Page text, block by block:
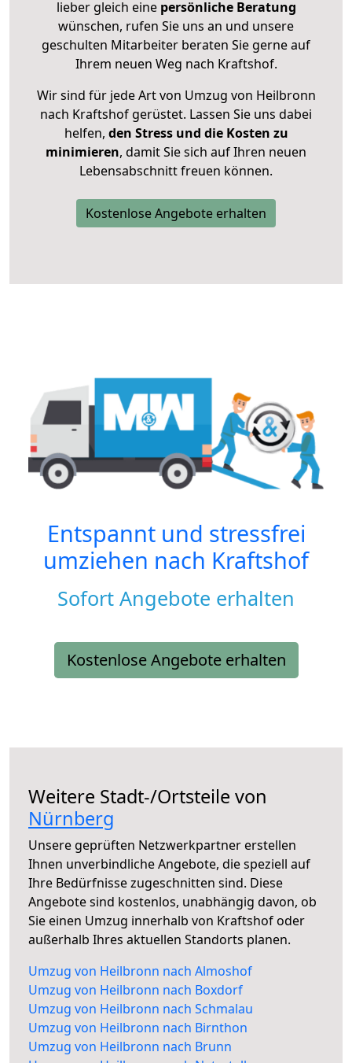
lieber gleich eine persönliche Beratung
wünschen, rufen Sie uns an und unsere
geschulten Mitarbeiter beraten Sie gerne auf
Ihrem neuen Weg nach Kraftshof.
Wir sind für jede Art von Umzug von Heilbronn
nach Kraftshof gerüstet. Lassen Sie uns dabei
helfen, den Stress und die Kosten zu
minimieren, damit Sie sich auf Ihren neuen
Lebensabschnitt freuen können.
Kostenlose Angebote erhalten
Entspannt und stressfrei
umziehen nach Kraftshof
Sofort Angebote erhalten
Kostenlose Angebote erhalten
Weitere Stadt-/Ortsteile von
Nürnberg
Unsere geprüften Netzwerkpartner erstellen
Ihnen unverbindliche Angebote, die speziell auf
Ihre Bedürfnisse zugeschnitten sind. Diese
Angebote sind kostenlos, unabhängig davon, ob
Sie einen Umzug innerhalb von Kraftshof oder
außerhalb Ihres aktuellen Standorts planen.
Umzug von Heilbronn nach Almoshof
Umzug von Heilbronn nach Boxdorf
Umzug von Heilbronn nach Schmalau
Umzug von Heilbronn nach Birnthon
Umzug von Heilbronn nach Brunn